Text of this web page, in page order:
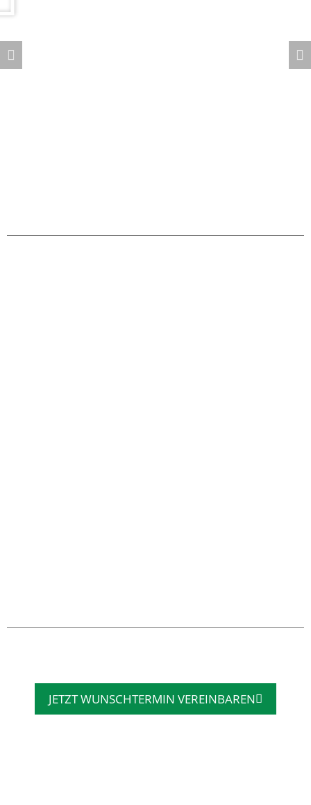
JETZT WUNSCHTERMIN VEREINBAREN